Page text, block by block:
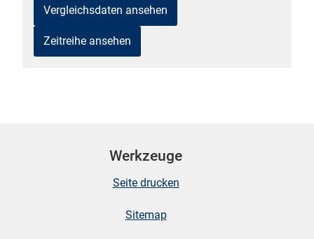
Vergleichsdaten ansehen
Zeitreihe ansehen
Werkzeuge
Seite drucken
Sitemap